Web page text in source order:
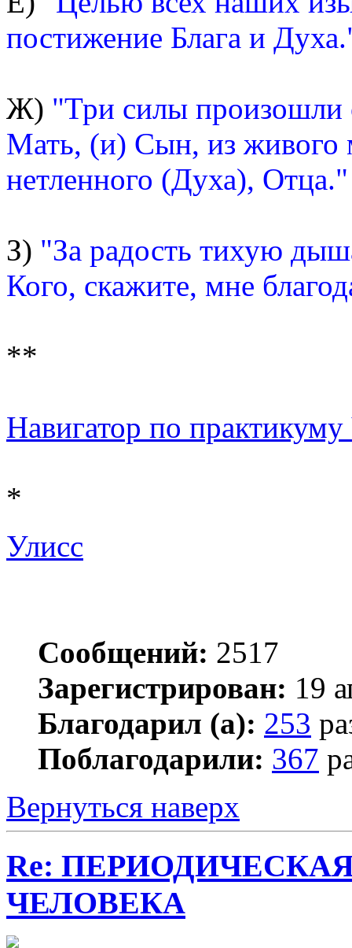
постижение Блага и
Ж) "Три силы
Мать, (и) Сын, из живого
нетленного (Духа), Отца."
З) "За радость тихую
Кого, скажите, мне
**
Навигатор по
*
Улисс
Сообщений: 2517
Зарегистрирован: 19
Благодарил (а): 253
Поблагодарили: 367
Вернуться наверх
Re:
ЧЕЛОВЕКА